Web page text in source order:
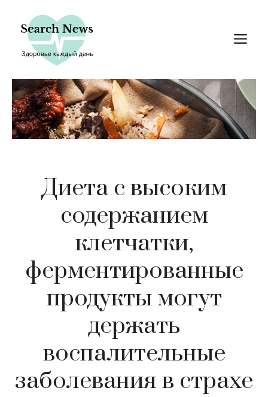
содержимому
Диета с высоким
содержанием
клетчатки,
ферментированные
продукты могут
держать
воспалительные
заболевания в страхе